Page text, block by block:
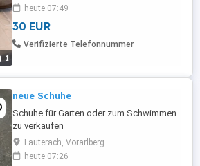
1
heute 07:49
30 EUR
Verifizierte Telefonnummer
neue Schuhe
Schuhe für Garten oder zum Schwimmen
zu verkaufen
Lauterach, Vorarlberg
heute 07:26